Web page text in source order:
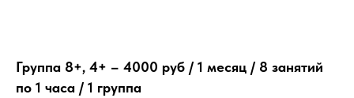
Группа 8+, 4+ – 4000 руб / 1 месяц / 8 занятий
по 1 часа / 1 группа